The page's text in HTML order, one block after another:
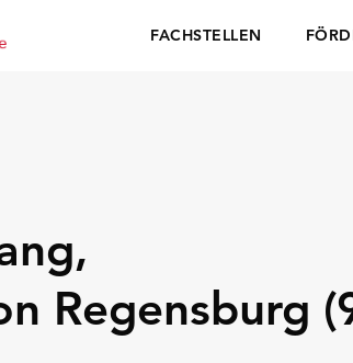
FACHSTELLEN
Regensburg